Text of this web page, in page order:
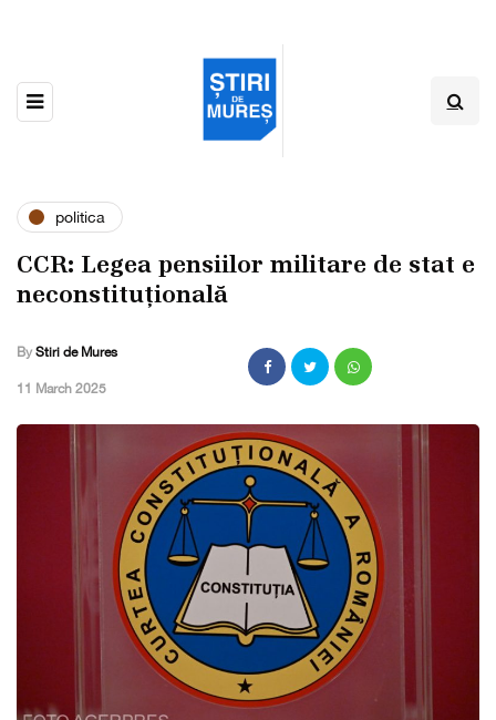
politica
CCR: Legea pensiilor militare de stat e
neconstituțională
By Stiri de Mures
,11 March 2025